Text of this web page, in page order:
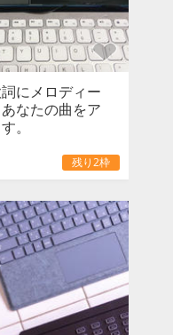
にメロディー
なたの曲をア
。
残り2枠